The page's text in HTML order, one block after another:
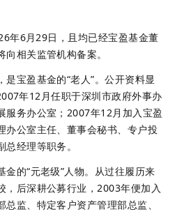
年6月29日，且均已经宝盈基金董
相关监管机构备案。
宝盈基金的“老人”。公开资料显
年12月任职于深圳市政府外事办
服务办公室；2007年12月加入宝盈
办公室主任、董事会秘书、专户投
经理等职务。
的“元老级”人物。从过往履历来
，后深耕公募行业，2003年便加入
监、特定客户资产管理部总监、